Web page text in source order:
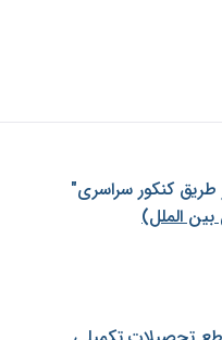
طريق كنكور سراسری"
الملل)